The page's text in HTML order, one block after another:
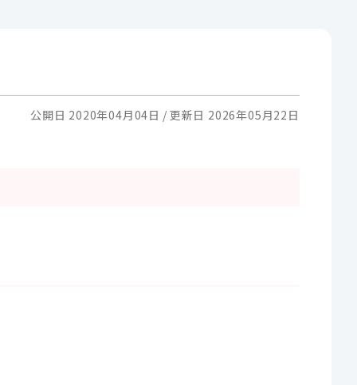
公開日 2020年04月04日 更新日 2026年05月22日